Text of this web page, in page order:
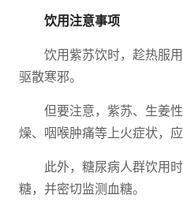
饮用注意事项
饮用紫苏饮时，趁热服
驱散寒邪。
但要注意，紫苏、生姜
燥、咽喉肿痛等上火症状，应
此外，糖尿病人群饮用
糖，并密切监测血糖。